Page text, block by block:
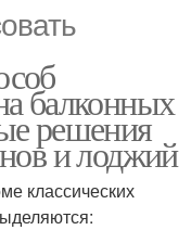
балконных
решения
и лоджий
классических